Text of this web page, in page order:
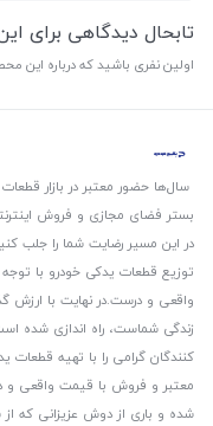
تابحال دیدگاهی برای
اولین نفری باشید که درباره این
سال‌ها حضور معتبر در بازار
بستر فضای مجازی و فروش
در این مسیر رضایت شما را جلب
توزیع قطعات یدکی خودرو با
واقعی و درست.در نهایت با ارزش
زندگی شماست، راه اندازی شده
کنندگان گرامی را با تهیه قطعات
معتبر و فروش با قیمت واقعی و
شده و باری از دوش عزیزانی که